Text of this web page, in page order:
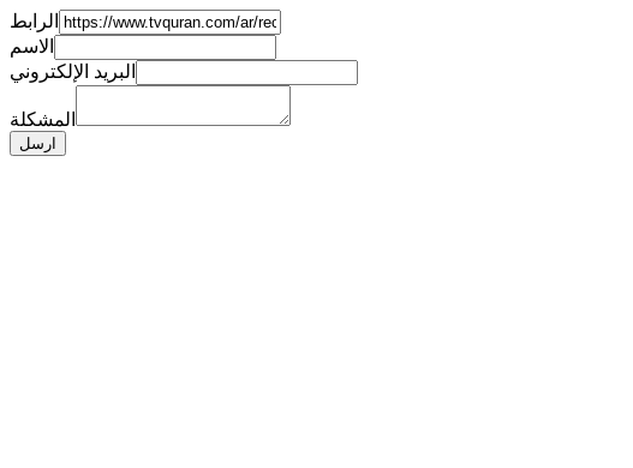
الرابط
الاسم
البريد الإلكتروني
المشكلة
ارسل